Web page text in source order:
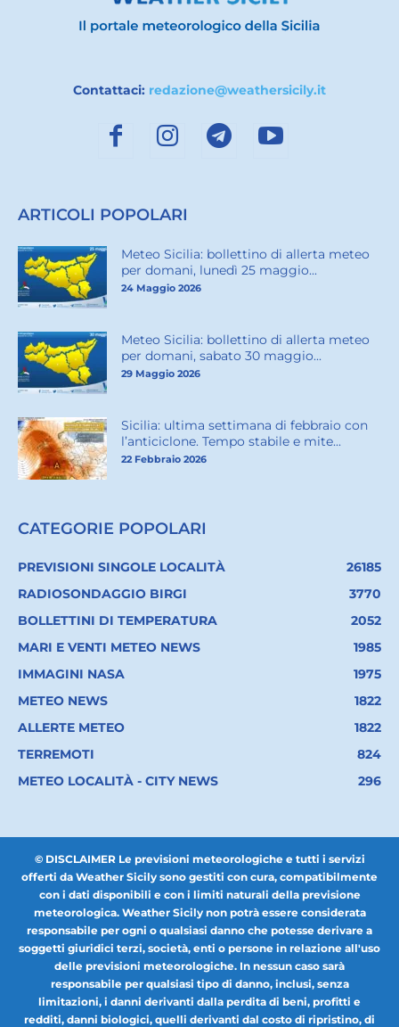
Contattaci: redazione@weathersicily.it
ARTICOLI POPOLARI
Meteo Sicilia: bollettino di allerta meteo
per domani, lunedì 25 maggio...
24 Maggio 2026
Meteo Sicilia: bollettino di allerta meteo
per domani, sabato 30 maggio...
29 Maggio 2026
Sicilia: ultima settimana di febbraio con
l’anticiclone. Tempo stabile e mite...
22 Febbraio 2026
CATEGORIE POPOLARI
PREVISIONI SINGOLE LOCALITÀ
26185
RADIOSONDAGGIO BIRGI
3770
BOLLETTINI DI TEMPERATURA
2052
MARI E VENTI METEO NEWS
1985
IMMAGINI NASA
1975
METEO NEWS
1822
ALLERTE METEO
1822
TERREMOTI
824
METEO LOCALITÀ - CITY NEWS
296
© DISCLAIMER Le previsioni meteorologiche e tutti i servizi
offerti da Weather Sicily sono gestiti con cura, compatibilmente
con i dati disponibili e con i limiti naturali della previsione
meteorologica. Weather Sicily non potrà essere considerata
responsabile per ogni o qualsiasi danno che potesse derivare a
soggetti giuridici terzi, società, enti o persone in relazione all'uso
delle previsioni meteorologiche. In nessun caso sarà
responsabile per qualsiasi tipo di danno, inclusi, senza
limitazioni, i danni derivanti dalla perdita di beni, profitti e
redditi, danni biologici, quelli derivanti dal costo di ripristino, di